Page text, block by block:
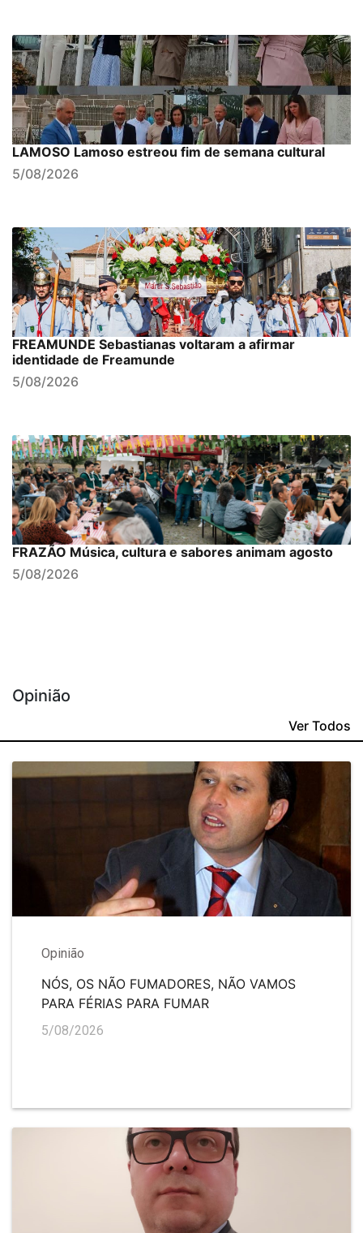
LAMOSO Lamoso estreou fim de semana cultural
5/08/2026
FREAMUNDE Sebastianas voltaram a afirmar
identidade de Freamunde
5/08/2026
FRAZÃO Música, cultura e sabores animam agosto
5/08/2026
Opinião
Ver Todos
Opinião
NÓS, OS NÃO FUMADORES, NÃO VAMOS
PARA FÉRIAS PARA FUMAR
5/08/2026